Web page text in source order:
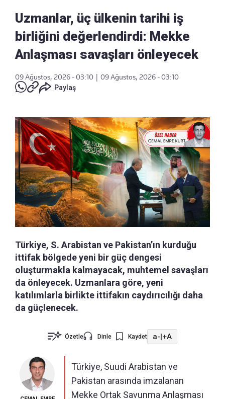
Uzmanlar, üç ülkenin tarihi iş
birliğini değerlendirdi: Mekke
Anlaşması savaşları önleyecek
09 Ağustos, 2026 - 03:10
09 Ağustos, 2026 - 03:10
Paylaş
Türkiye, S. Arabistan ve Pakistan’ın kurduğu
ittifak bölgede yeni bir güç dengesi
oluşturmakla kalmayacak, muhtemel savaşları
da önleyecek. Uzmanlara göre, yeni
katılımlarla birlikte ittifakın caydırıcılığı daha
da güçlenecek.
Özetle Dinle Kaydet a-|+A
Türkiye, Suudi Arabistan ve
Pakistan arasında imzalanan
Mekke Ortak Savunma Anlaşması